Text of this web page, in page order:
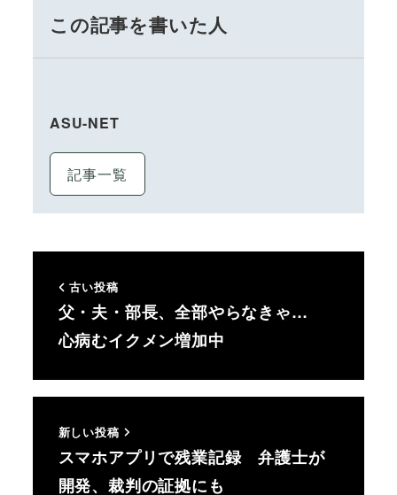
この記事を書いた人
ASU-NET
記事一覧
古い投稿
父・夫・部長、全部やらなきゃ…
心病むイクメン増加中
新しい投稿
スマホアプリで残業記録 弁護士が
開発、裁判の証拠にも